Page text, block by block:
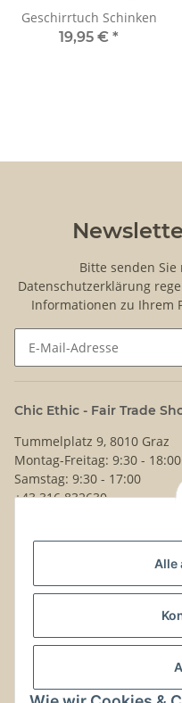
Alle
Geschirrtuch Schinken
19,95 € *
Bitte senden
Datenschutzerklärung
Informationen zu Ihrem
Chic Ethic - Fair Trade
Tummelplatz 9, 8010 Graz
Montag-Freitag: 9:30 - 18:00
Samstag: 9:30 - 17:00
+43 316 832630